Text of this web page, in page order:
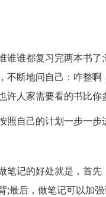
谁都复习完两本书
断地问自己：咋整
许人家需要看的书比
照自己的计划一步一
笔记的好处就是，首
;最后，做笔记可以加